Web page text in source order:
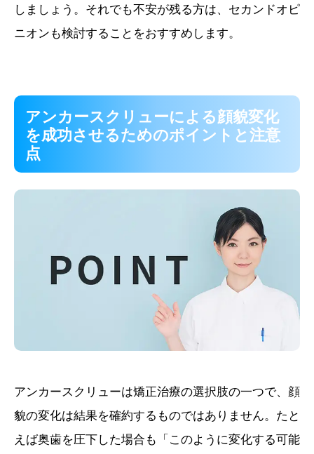
しましょう。それでも不安が残る方は、セカンドオピ
ニオンも検討することをおすすめします。
アンカースクリューによる顔貌変化
を成功させるためのポイントと注意
点
アンカースクリューは矯正治療の選択肢の一つで、顔
貌の変化は結果を確約するものではありません。たと
えば奥歯を圧下した場合も「このように変化する可能